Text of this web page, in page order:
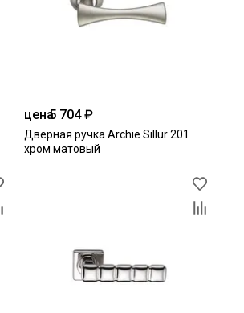
цена5 704 ₽
Дверная ручка Archie Sillur 201
хром матовый